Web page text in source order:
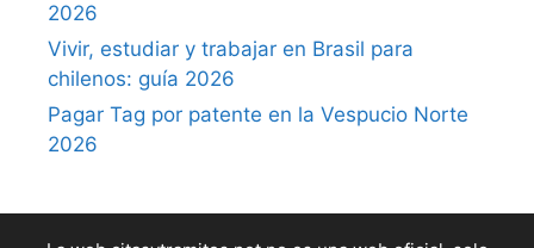
2026
Vivir, estudiar y trabajar en Brasil para
chilenos: guía 2026
Pagar Tag por patente en la Vespucio Norte
2026